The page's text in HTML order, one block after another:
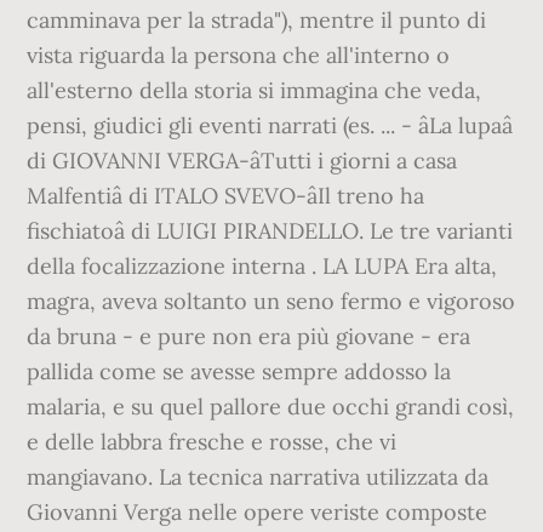
camminava per la strada"), mentre il punto di
vista riguarda la persona che all'interno o
all'esterno della storia si immagina che veda,
pensi, giudici gli eventi narrati (es. ... - âLa lupaâ
di GIOVANNI VERGA-âTutti i giorni a casa
Malfentiâ di ITALO SVEVO-âIl treno ha
fischiatoâ di LUIGI PIRANDELLO. Le tre varianti
della focalizzazione interna . LA LUPA Era alta,
magra, aveva soltanto un seno fermo e vigoroso
da bruna - e pure non era più giovane - era
pallida come se avesse sempre addosso la
malaria, e su quel pallore due occhi grandi così,
e delle labbra fresche e rosse, che vi
mangiavano. La tecnica narrativa utilizzata da
Giovanni Verga nelle opere veriste composte